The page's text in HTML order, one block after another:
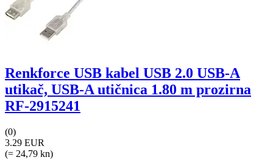
Renkforce USB kabel USB 2.0 USB-A
utikač, USB-A utičnica 1.80 m prozirna
RF-2915241
(0)
3.29 EUR
(= 24,79 kn)